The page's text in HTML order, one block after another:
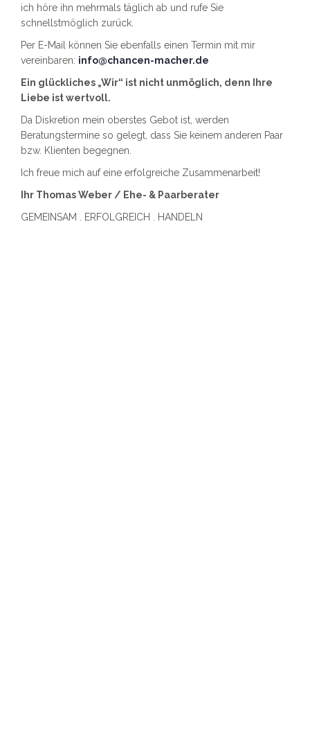
ich höre ihn mehrmals täglich ab und rufe Sie
schnellstmöglich zurück.
Per E-Mail können Sie ebenfalls einen Termin mit mir
vereinbaren: info@chancen-macher.de
Ein glückliches „Wir“ ist nicht unmöglich, denn Ihre
Liebe ist wertvoll.
Da Diskretion mein oberstes Gebot ist, werden
Beratungstermine so gelegt, dass Sie keinem anderen Paar
bzw. Klienten begegnen.
Ich freue mich auf eine erfolgreiche Zusammenarbeit!
Ihr Thomas Weber / Ehe- & Paarberater
GEMEINSAM . ERFOLGREICH . HANDELN